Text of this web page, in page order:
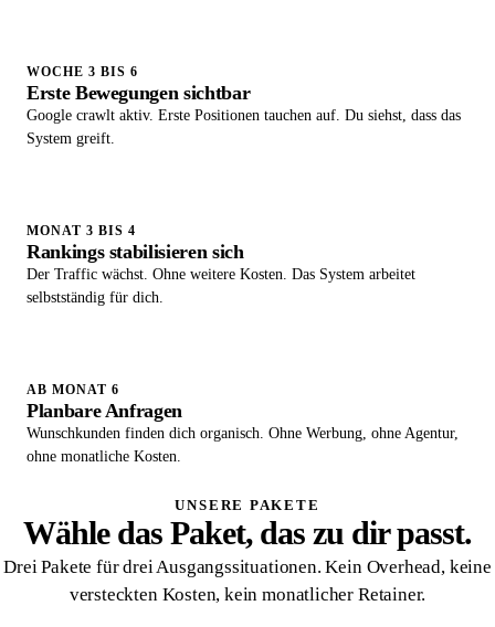
WOCHE 3 BIS 6
Erste Bewegungen sichtbar
Google crawlt aktiv. Erste Positionen tauchen auf. Du siehst, dass das
System greift.
MONAT 3 BIS 4
Rankings stabilisieren sich
Der Traffic wächst. Ohne weitere Kosten. Das System arbeitet
selbstständig für dich.
AB MONAT 6
Planbare Anfragen
Wunschkunden finden dich organisch. Ohne Werbung, ohne Agentur,
ohne monatliche Kosten.
UNSERE PAKETE
Wähle das Paket, das zu dir passt.
Drei Pakete für drei Ausgangssituationen. Kein Overhead, keine
versteckten Kosten, kein monatlicher Retainer.